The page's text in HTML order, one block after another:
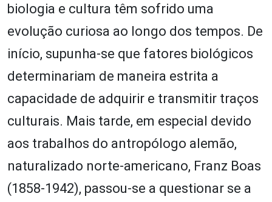
biologia e cultura têm sofrido uma
evolução curiosa ao longo dos tempos. De
início, supunha-se que fatores biológicos
determinariam de maneira estrita a
capacidade de adquirir e transmitir traços
culturais. Mais tarde, em especial devido
aos trabalhos do antropólogo alemão,
naturalizado norte-americano, Franz Boas
(1858-1942), passou-se a questionar se a